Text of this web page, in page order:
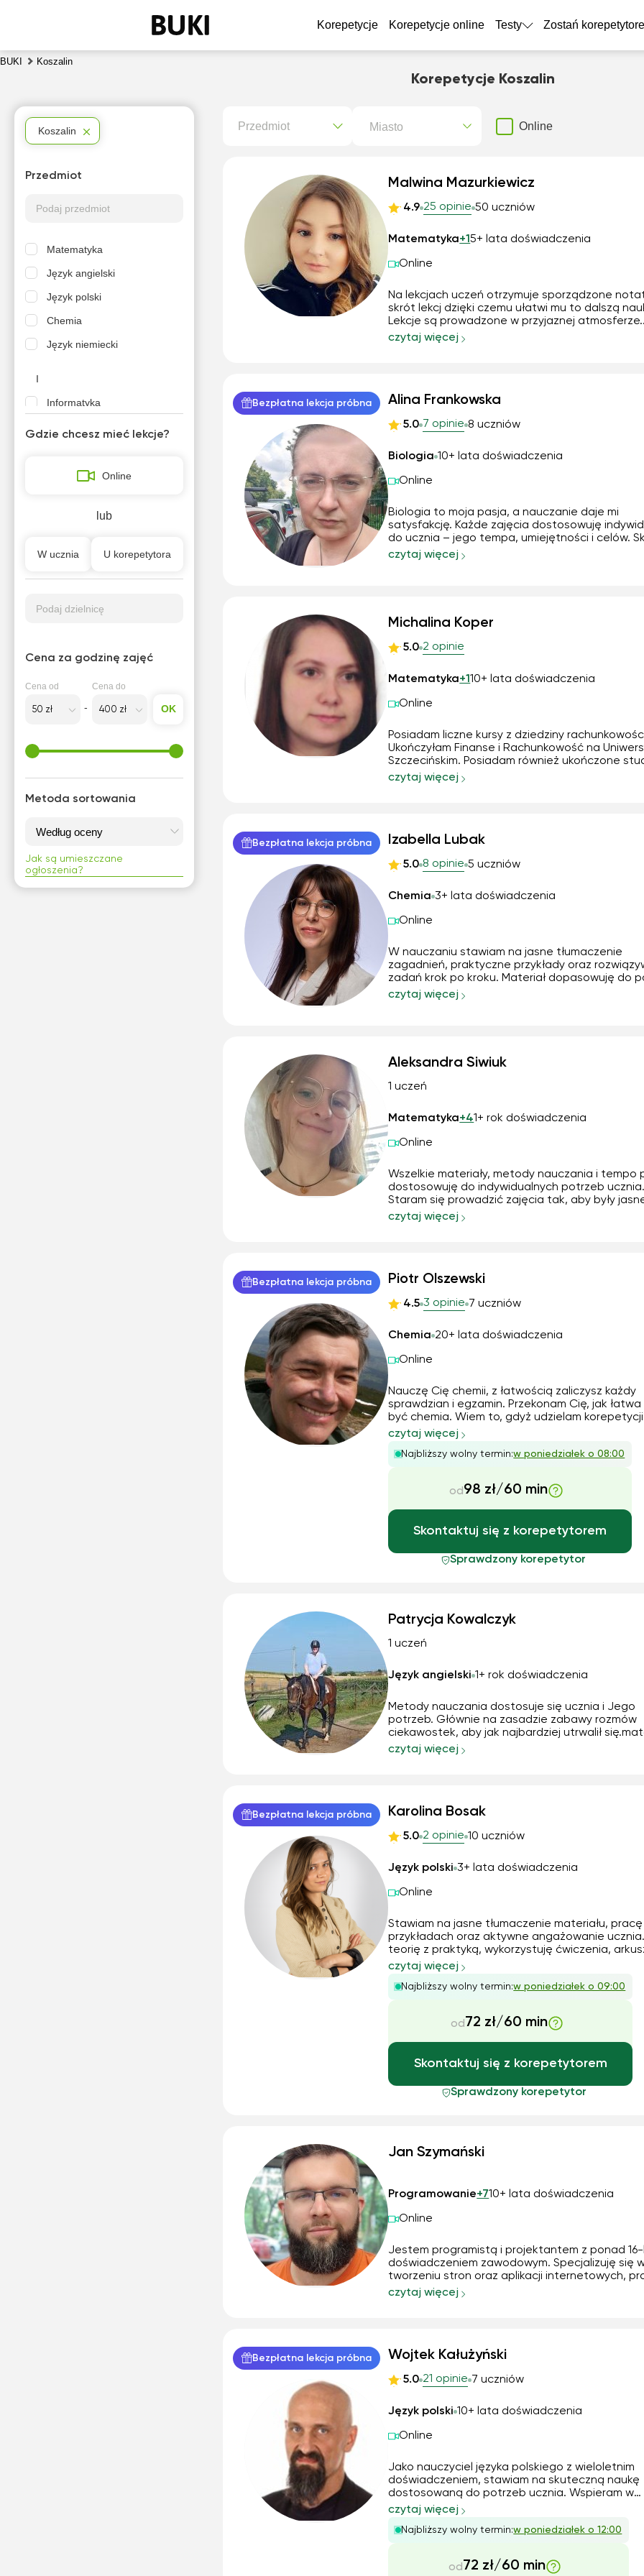
Korepetycje Korepetycje online Testy Zostań
BUKI Koszalin
Korepetycje Koszalin
Przedmiot Miasto Online
Malwina Mazurkiewicz
4.9 25 opinie 50 uczniów
Matematyka+15+ lata doświadczenia
Online
Na lekcjach uczeń otrzymuje sporządzone
skrót lekcj dzięki czemu ułatwi mu to dalszą
Lekcje są prowadzone w przyjaznej atmosferze.
Przygotuję do sprawdzianu, kartkówki, poprawek
czytaj więcej
Bezpłatna lekcja próbna Alina Frankowska
5.0 7 opinie 8 uczniów
Biologia 10+ lata doświadczenia
Online
Biologia to moja pasja, a nauczanie daje mi
satysfakcję. Każde zajęcia dostosowuję
do ucznia – jego tempa, umiejętności i celów.
się na tym, by moi podopieczni zrozumieli
czytaj więcej
Michalina Koper
5.0 2 opinie
Matematyka+110+ lata doświadczenia
Online
Posiadam liczne kursy z dziedziny
Ukończyłam Finanse i Rachunkowość na
Szczecińskim. Posiadam również ukończone
podyplomowe z przygotowania
czytaj więcej
Bezpłatna lekcja próbna Izabella Lubak
5.0 8 opinie 5 uczniów
Chemia 3+ lata doświadczenia
Online
W nauczaniu stawiam na jasne tłumaczenie
zagadnień, praktyczne przykłady oraz
zadań krok po kroku. Materiał dopasowuję do
ucznia, a zajęcia prowadzę w empatycznej
czytaj więcej
Aleksandra Siwiuk
1 uczeń
Matematyka+41+ rok doświadczenia
Online
Wszelkie materiały, metody nauczania i tempo
dostosowuję do indywidualnych potrzeb ucznia.
Staram się prowadzić zajęcia tak, aby były
zrozumiałe i zachęcające dlatego skupiam się
czytaj więcej
Bezpłatna lekcja próbna Piotr Olszewski
4.5 3 opinie 7 uczniów
Chemia 20+ lata doświadczenia
Online
Nauczę Cię chemii, z łatwością zaliczysz każdy
sprawdzian i egzamin. Przekonam Cię, jak łatwa
być chemia. Wiem to, gdyż udzielam korepetycji
chemii od 29 lat. Moją specjalnością jest pomoc
przygotowaniu do matury z chemii (poziom
rozszerzony). Jestem cierpliwy, komunikatywny i
zaangażowa...
czytaj więcej
Najbliższy wolny termin:w poniedziałek o 08:00
od98 zł/60 min
Skontaktuj się z korepetytorem
Sprawdzony korepetytor
Patrycja Kowalczyk
1 uczeń
Język angielski 1+ rok doświadczenia
Metody nauczania dostosuje się ucznia i Jego
potrzeb. Głównie na zasadzie zabawy rozmów
ciekawostek, aby jak najbardziej utrwalił
Podchodzę do osób indywidualnie. Zaczynam
czytaj więcej
Bezpłatna lekcja próbna Karolina Bosak
5.0 2 opinie 10 uczniów
Język polski 3+ lata doświadczenia
Online
Stawiam na jasne tłumaczenie materiału,
przykładach oraz aktywne angażowanie
teorię z praktyką, wykorzystuję ćwiczenia,
egzaminacyjne, notatki autorskie oraz rozmowę,
uczeń rozumiał materiał, a nie tylko go
Tempo pracy zawsze dopasowuję do możliwości
czytaj więcej
Najbliższy wolny termin:w poniedziałek o 09:00
od 72 zł/60 min
Skontaktuj się z korepetytorem
Sprawdzony korepetytor
Jan Szymański
Programowanie+710+ lata doświadczenia
Online
Jestem programistą i projektantem z ponad
doświadczeniem zawodowym. Specjalizuję się
tworzeniu stron oraz aplikacji internetowych,
między innymi z HTML, CSS, JavaScript,
czytaj więcej
Bezpłatna lekcja próbna Wojtek Kałużyński
5.0 21 opinie 7 uczniów
Język polski 10+ lata doświadczenia
Online
Jako nauczyciel języka polskiego z wieloletnim
doświadczeniem, stawiam na skuteczną naukę
dostosowaną do potrzeb ucznia. Wspieram w
opanowaniu materiału, analizie lektur,
formułowaniu wypowiedzi oraz przygotowaniu
egzaminów ósmoklasisty i matury. Korzystam z
różnorodnych metod, w tym na...
czytaj więcej
Najbliższy wolny termin:w poniedziałek o 12:00
od 72 zł/60 min
Koszalin
Przedmiot
Matematyka
Język angielski
Język polski
Chemia
Język niemiecki
I
Informatyka
J
Język ukraiński
Klasy młodsze
M
Photoshop
Programowanie
Projektowania stron
R
Gdzie chcesz mieć lekcje?
Online
lub
W ucznia U korepetytora
Podaj dzielnicę
Cena za godzinę zajęć
Cena od Cena do
OK
Metoda sortowania
Jak są umieszczane
ogłoszenia?